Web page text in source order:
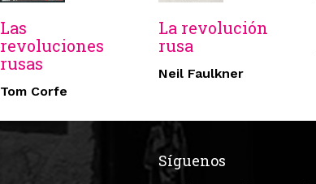
Las
revoluciones
rusas
Tom Corfe
La revolución
rusa
Neil Faulkner
Síguenos